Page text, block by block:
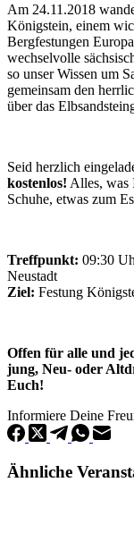
Am 24.11.2018
Königstein, einem
Bergfestungen
wechselvolle
so unser Wissen um
gemeinsam den
über das
Seid herzlich
kostenlos! Alles, was
Schuhe, etwas zum
Treffpunkt: 09:30
Neustadt
Ziel: Festung
Offen für alle und
jung, Neu- oder
Euch!
Informiere Deine
Ähnliche